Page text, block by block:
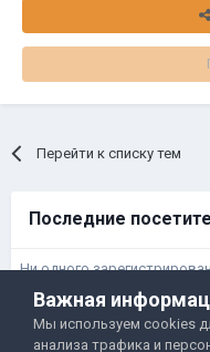
Перейти к списку тем
Последние
Ни одного
данную страницу
Важная
Мы используем cookies
анализа трафика и